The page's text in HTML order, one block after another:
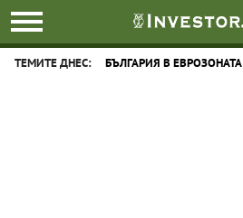
ТЕМИТЕ ДНЕС: БЪЛГАРИЯ В ЕВРОЗОНАТА